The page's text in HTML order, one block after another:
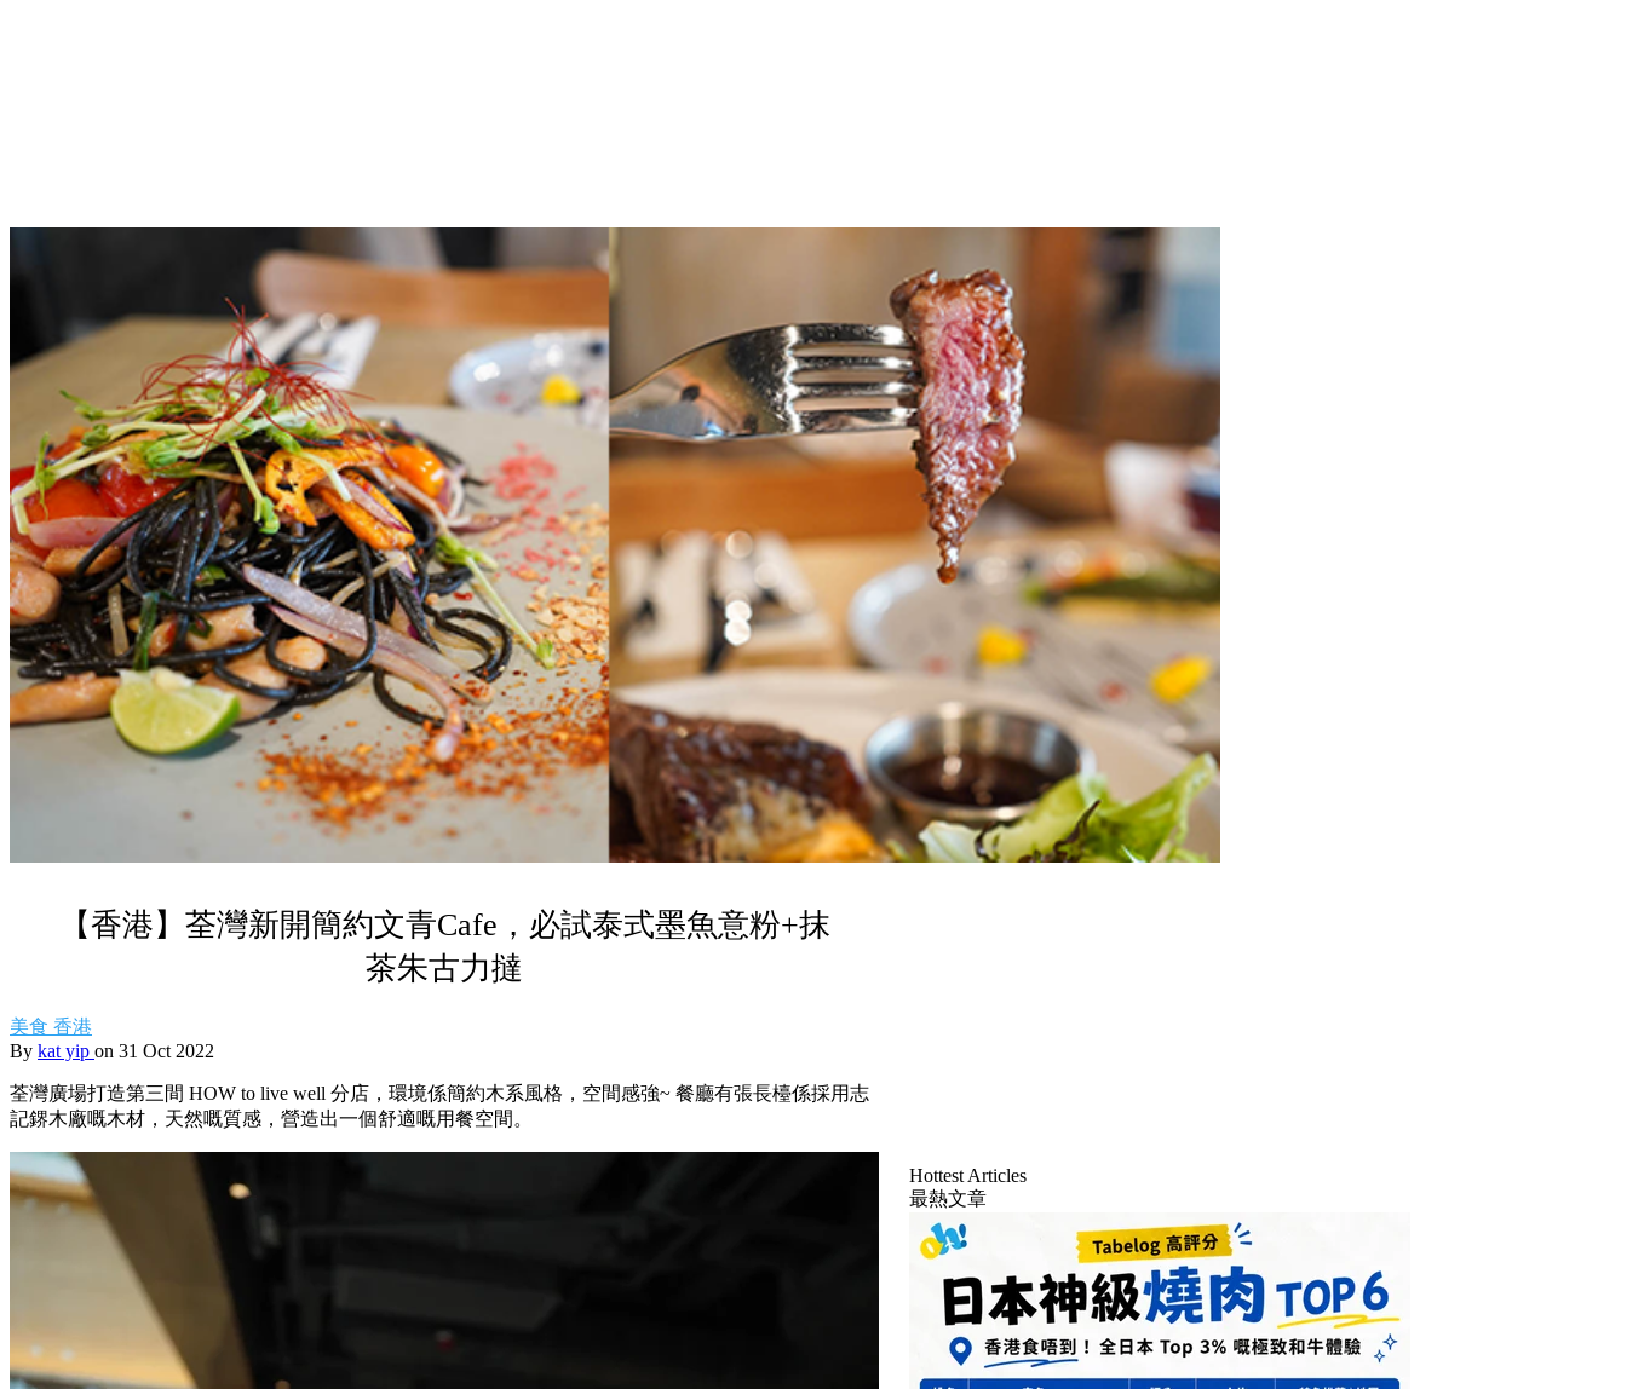
【香港】荃灣新開簡約文青Cafe，必試泰式墨魚意粉+抹
茶朱古力撻
美食 香港
By kat yip on 31 Oct 2022
荃灣廣場打造第三間 HOW to live well 分店，環境係簡約木系風格，空間感強~ 餐廳有張長檯係採用志
記鎅木廠嘅木材，天然嘅質感，營造出一個舒適嘅用餐空間。
Hottest Articles
最熱文章